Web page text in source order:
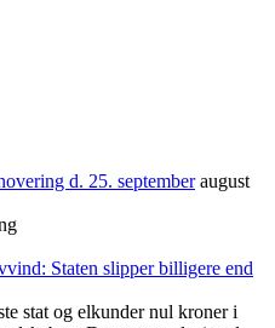
d. 25. september august
Staten slipper billigere end
stat og elkunder nul kroner i